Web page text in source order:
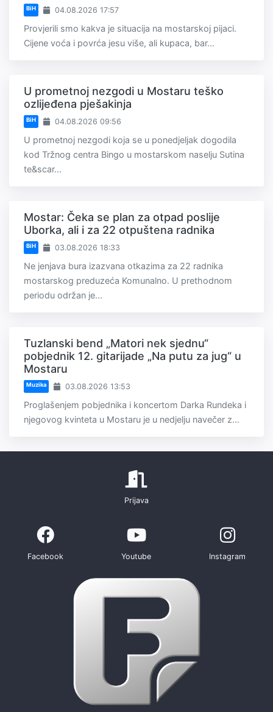
BiH 04.08.2026 17:57
Provjerili smo kakva je situacija na mostarskoj pijaci.
Cijene voća i povrća jesu više, ali kupaca, bar...
U prometnoj nezgodi u Mostaru teško
ozlijeđena pješakinja
BiH 04.08.2026 09:56
U prometnoj nezgodi koja se u ponedjeljak dogodila
kod Tržnog centra Bingo u mostarskom naselju Sutina
te&scar...
Mostar: Čeka se plan za otpad poslije
Uborka, ali i za 22 otpuštena radnika
BiH 03.08.2026 18:33
Ne jenjava bura izazvana otkazima za 22 radnika
mostarskog preduzeća Komunalno. U prethodnom
periodu održan je...
Tuzlanski bend „Matori nek sjednu“
pobjednik 12. gitarijade „Na putu za jug“ u
Mostaru
Muzika 03.08.2026 13:53
Proglašenjem pobjednika i koncertom Darka Rundeka i
njegovog kvinteta u Mostaru je u nedjelju navečer z...
Prijava
Facebook Youtube Instagram